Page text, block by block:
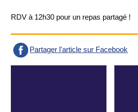
RDV à 12h30 pour un repas partagé !
Partager l'article sur Facebook